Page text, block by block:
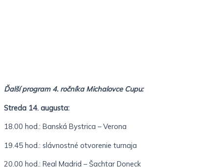
Ďalší program 4. ročníka Michalovce Cupu:
Streda 14. augusta:
18.00 hod.: Banská Bystrica – Verona
19.45 hod.: slávnostné otvorenie turnaja
20.00 hod.: Real Madrid – Šachtar Doneck